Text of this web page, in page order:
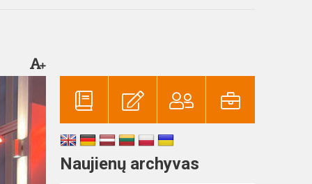
Naujienų archyvas